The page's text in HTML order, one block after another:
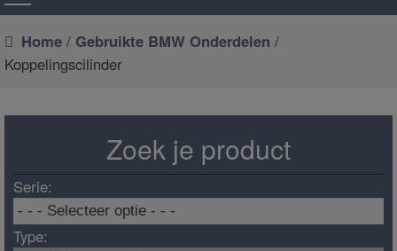
Home / Gebruikte BMW Onderdelen /
Koppelingscilinder
Zoek je product
Serie:
Type: